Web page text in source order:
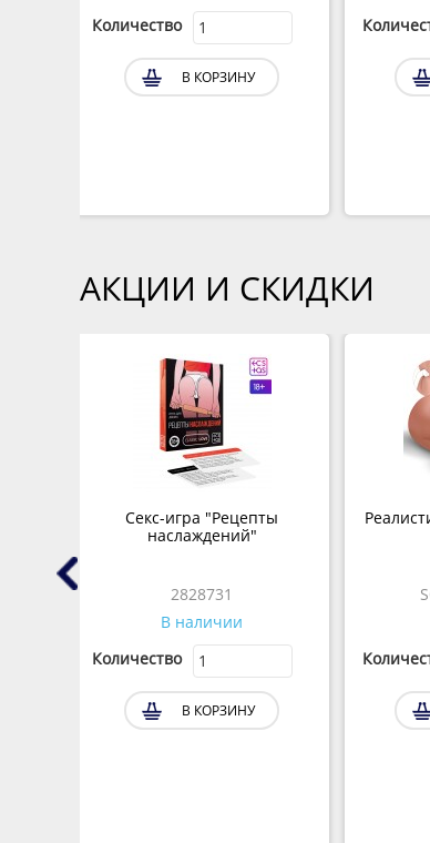
Количество
В КОРЗИНУ
АКЦИИ И СКИДКИ
Секс-игра "Рецепты
наслаждений"
2828731
В наличии
Количество
В КОРЗИНУ